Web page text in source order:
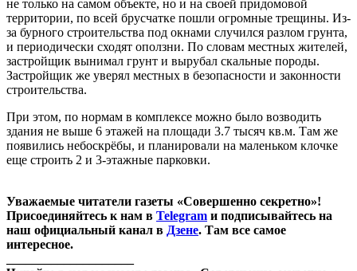
не только на самом объекте, но и на своей придомовой
территории, по всей брусчатке пошли огромные трещины. Из-
за бурного строительства под окнами случился разлом грунта,
и периодически сходят оползни. По словам местных жителей,
застройщик вынимал грунт и вырубал скальные породы.
Застройщик же уверял местных в безопасности и законности
строительства.
При этом, по нормам в комплексе можно было возводить
здания не выше 6 этажей на площади 3.7 тысяч кв.м. Там же
появились небоскрëбы, и планировали на маленьком клочке
еще строить 2 и 3-этажные парковки.
Уважаемые читатели газеты «Совершенно секретно»!
Присоединяйтесь к нам в Telegram и подписывайтесь на
наш официальный канал в Дзене. Там все самое
интересное.